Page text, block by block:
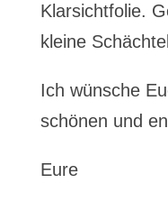
Klarsichtfolie.
kleine
Ich wünsche
schönen und
Eure